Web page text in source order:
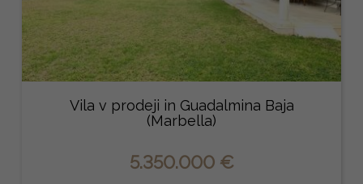
Vila v prodeji in Guadalmina Baja
(Marbella)
5.350.000 €